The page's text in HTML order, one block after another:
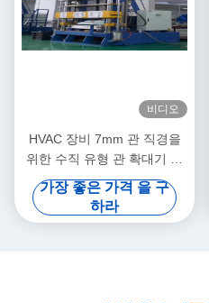
비디오
HVAC 장비 7mm 관 직경을
위한 수직 유형 관 확대기 기
계
가장 좋은 가격 을 구
하라